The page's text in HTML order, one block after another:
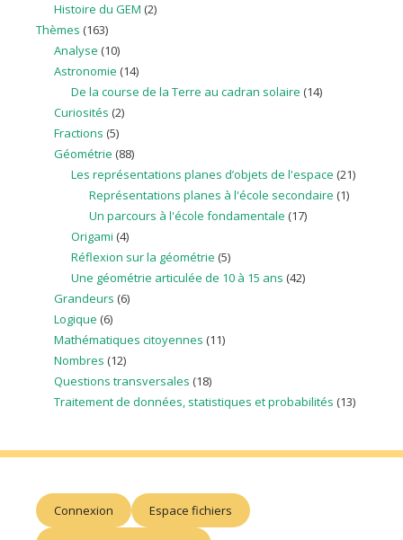
Histoire du GEM (2)
Thèmes (163)
Analyse (10)
Astronomie (14)
De la course de la Terre au cadran solaire (14)
Curiosités (2)
Fractions (5)
Géométrie (88)
Les représentations planes d’objets de l'espace (21)
Représentations planes à l'école secondaire (1)
Un parcours à l'école fondamentale (17)
Origami (4)
Réflexion sur la géométrie (5)
Une géométrie articulée de 10 à 15 ans (42)
Grandeurs (6)
Logique (6)
Mathématiques citoyennes (11)
Nombres (12)
Questions transversales (18)
Traitement de données, statistiques et probabilités (13)
Connexion Espace fichiers